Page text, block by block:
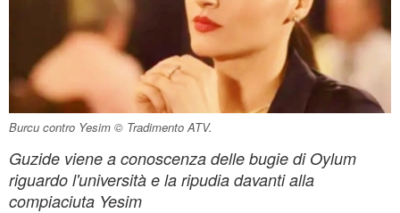
Burcu contro Yesim © Tradimento ATV.
Guzide viene a conoscenza delle bugie di Oylum
riguardo l'università e la ripudia davanti alla
compiaciuta Yesim